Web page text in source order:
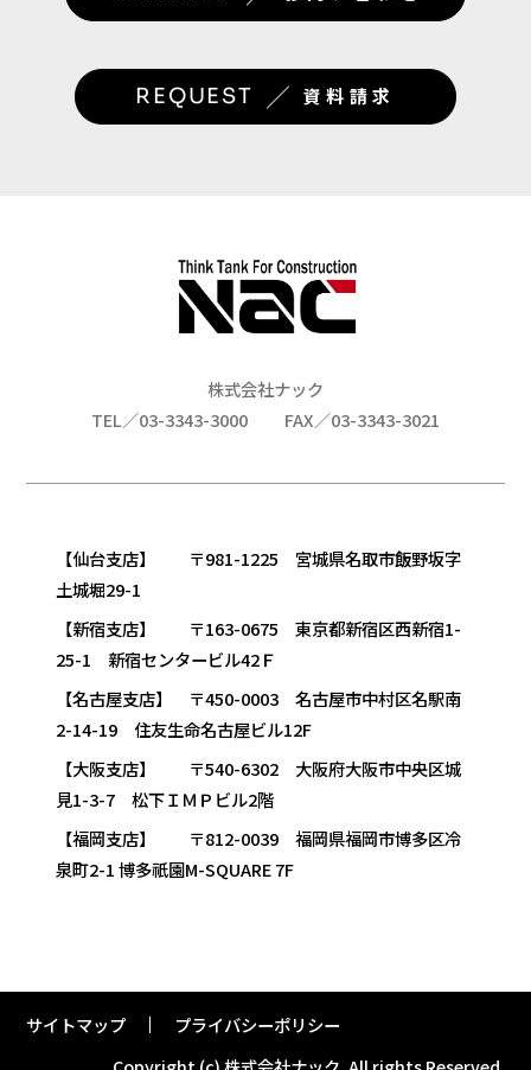
REQUEST ／ 資料請求
株式会社ナック
TEL／03-3343-3000
FAX／03-3343-3021
【仙台支店】 〒981-1225 宮城県名取市飯野坂字
土城堀29-1
【新宿支店】 〒163-0675 東京都新宿区西新宿1-
25-1 新宿センタービル42Ｆ
【名古屋支店】 〒450-0003 名古屋市中村区名駅南
2-14-19 住友生命名古屋ビル12F
【大阪支店】 〒540-6302 大阪府大阪市中央区城
見1-3-7 松下ＩＭＰビル2階
【福岡支店】 〒812-0039 福岡県福岡市博多区冷
泉町2-1 博多祇園M-SQUARE 7F
サイトマップ
プライバシーポリシー